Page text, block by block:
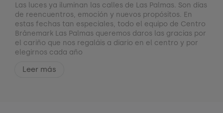
Las luces ya iluminan las calles de Las Palmas. Son días
de reencuentros, emoción y nuevos propósitos. En
estas fechas tan especiales, todo el equipo de Centro
Brånemark Las Palmas queremos daros las gracias por
el cariño que nos regaláis a diario en el centro y por
elegirnos cada año
Leer más